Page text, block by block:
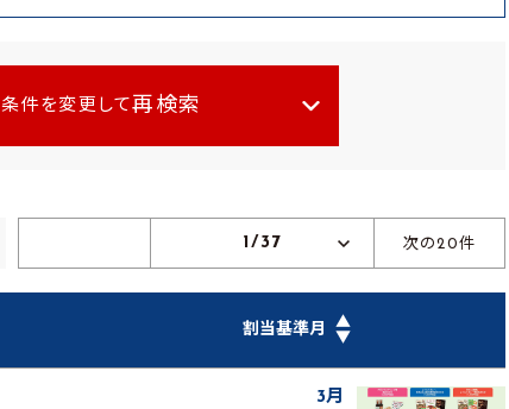
条件を変更して 再検索
1/37 次の20件
▲
割当基準月 ▼
3月